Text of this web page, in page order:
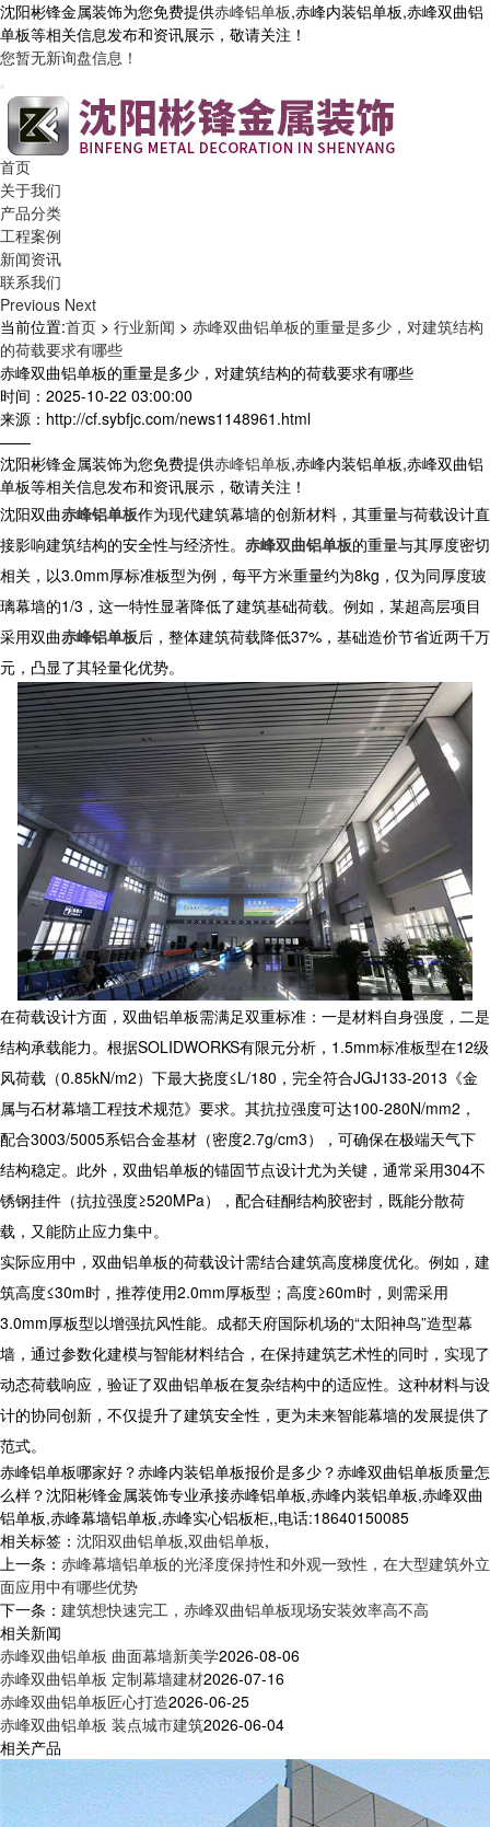
沈阳彬锋金属装饰为您免费提供赤峰铝单板,赤峰内装铝单板,赤峰双曲铝
单板等相关信息发布和资讯展示，敬请关注！
您暂无新询盘信息！
首页
关于我们
产品分类
工程案例
新闻资讯
联系我们
Previous Next
当前位置:首页 > 行业新闻 > 赤峰双曲铝单板的重量是多少，对建筑结构
的荷载要求有哪些
赤峰双曲铝单板的重量是多少，对建筑结构的荷载要求有哪些
时间：2025-10-22 03:00:00
来源：http://cf.sybfjc.com/news1148961.html
——
沈阳彬锋金属装饰为您免费提供赤峰铝单板,赤峰内装铝单板,赤峰双曲铝
单板等相关信息发布和资讯展示，敬请关注！
沈阳双曲赤峰铝单板作为现代建筑幕墙的创新材料，其重量与荷载设计直
接影响建筑结构的安全性与经济性。 赤峰双曲铝单板的重量与其厚度密切
相关，以3.0mm厚标准板型为例，每平方米重量约为8kg，仅为同厚度玻
璃幕墙的1/3，这一特性显著降低了建筑基础荷载。例如，某超高层项目
采用双曲赤峰铝单板后，整体建筑荷载降低37%，基础造价节省近两千万
元，凸显了其轻量化优势。
在荷载设计方面，双曲铝单板需满足双重标准：一是材料自身强度，二是
结构承载能力。根据SOLIDWORKS有限元分析，1.5mm标准板型在12级
风荷载（0.85kN/m2）下最大挠度≤L/180，完全符合JGJ133-2013《金
属与石材幕墙工程技术规范》要求。其抗拉强度可达100-280N/mm2，
配合3003/5005系铝合金基材（密度2.7g/cm3），可确保在极端天气下
结构稳定。此外，双曲铝单板的锚固节点设计尤为关键，通常采用304不
锈钢挂件（抗拉强度≥520MPa），配合硅酮结构胶密封，既能分散荷
载，又能防止应力集中。
实际应用中，双曲铝单板的荷载设计需结合建筑高度梯度优化。例如，建
筑高度≤30m时，推荐使用2.0mm厚板型；高度≥60m时，则需采用
3.0mm厚板型以增强抗风性能。成都天府国际机场的“太阳神鸟”造型幕
墙，通过参数化建模与智能材料结合，在保持建筑艺术性的同时，实现了
动态荷载响应，验证了双曲铝单板在复杂结构中的适应性。这种材料与设
计的协同创新，不仅提升了建筑安全性，更为未来智能幕墙的发展提供了
范式。
赤峰铝单板哪家好？赤峰内装铝单板报价是多少？赤峰双曲铝单板质量怎
么样？沈阳彬锋金属装饰专业承接赤峰铝单板,赤峰内装铝单板,赤峰双曲
铝单板,赤峰幕墙铝单板,赤峰实心铝板柜,,电话:18640150085
相关标签： 沈阳双曲铝单板,双曲铝单板,
上一条： 赤峰幕墙铝单板的光泽度保持性和外观一致性，在大型建筑外立
面应用中有哪些优势
下一条： 建筑想快速完工，赤峰双曲铝单板现场安装效率高不高
相关新闻
赤峰双曲铝单板 曲面幕墙新美学2026-08-06
赤峰双曲铝单板 定制幕墙建材2026-07-16
赤峰双曲铝单板匠心打造2026-06-25
赤峰双曲铝单板 装点城市建筑2026-06-04
相关产品